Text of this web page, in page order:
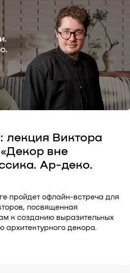
лекция Виктора
вне
Ар-деко.
пройдет офлайн-встреча для
посвященная
к созданию выразительных
архитектурного декора.